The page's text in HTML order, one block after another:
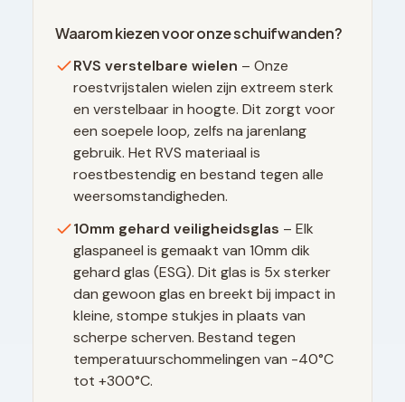
Waarom kiezen voor onze schuifwanden?
RVS verstelbare wielen – Onze
roestvrijstalen wielen zijn extreem sterk
en verstelbaar in hoogte. Dit zorgt voor
een soepele loop, zelfs na jarenlang
gebruik. Het RVS materiaal is
roestbestendig en bestand tegen alle
weersomstandigheden.
10mm gehard veiligheidsglas – Elk
glaspaneel is gemaakt van 10mm dik
gehard glas (ESG). Dit glas is 5x sterker
dan gewoon glas en breekt bij impact in
kleine, stompe stukjes in plaats van
scherpe scherven. Bestand tegen
temperatuurschommelingen van -40°C
tot +300°C.